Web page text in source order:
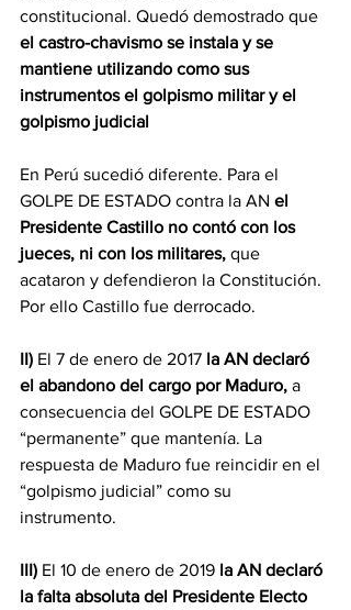
constitucional. Quedó demostrado que
el castro-chavismo se instala y se
mantiene utilizando como sus
instrumentos el golpismo militar y el
golpismo judicial
En Perú sucedió diferente. Para el
GOLPE DE ESTADO contra la AN el
Presidente Castillo no contó con los
jueces, ni con los militares, que
acataron y defendieron la Constitución.
Por ello Castillo fue derrocado.
II) El 7 de enero de 2017 la AN declaró
el abandono del cargo por Maduro, a
consecuencia del GOLPE DE ESTADO
“permanente” que mantenía. La
respuesta de Maduro fue reincidir en el
“golpismo judicial” como su
instrumento.
III) El 10 de enero de 2019 la AN declaró
la falta absoluta del Presidente Electo